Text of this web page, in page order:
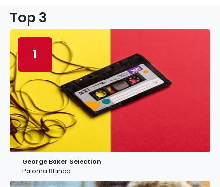
Top 3
1
George Baker Selection
Paloma Blanca